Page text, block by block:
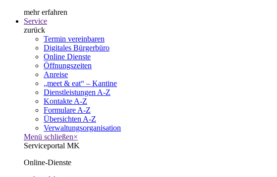
mehr erfahren
Service
zurück
Termin vereinbaren
Digitales Bürgerbüro
Online Dienste
Öffnungszeiten
Anreise
„meet & eat“ – Kantine
Dienstleistungen A-Z
Kontakte A-Z
Formulare A-Z
Übersichten A-Z
Verwaltungsorganisation
Menü schließen×
Serviceportal MK
Online-Dienste